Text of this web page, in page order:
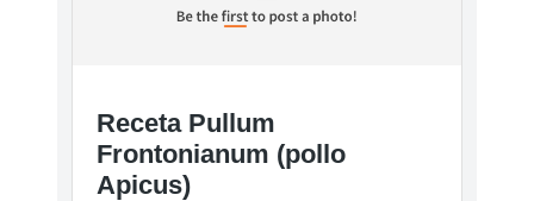
Receta Pullum
Frontonianum (pollo
Apicus)